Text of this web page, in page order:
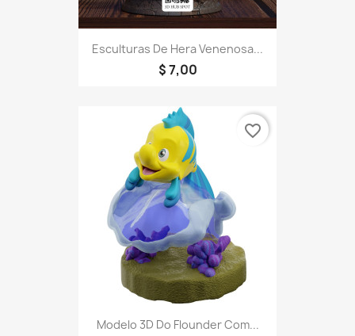
Esculturas De Hera Venenosa...
$ 7,00
Modelo 3D Do Flounder Com...
favorite_border